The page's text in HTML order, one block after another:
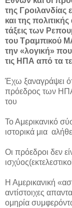
της Γροιλανδίας
και της
τάξεις των
του Τραμπικού
την «λογική»
τις ΗΠΑ από τα
Έχω ξαναγράψει
πρόεδρος των ΗΠΑ
του
Το Αμερικανικό
ιστορικά μια
Οι πρόεδροι δεν
Η Αμερικανική
αντίστοιχες
ομηρία